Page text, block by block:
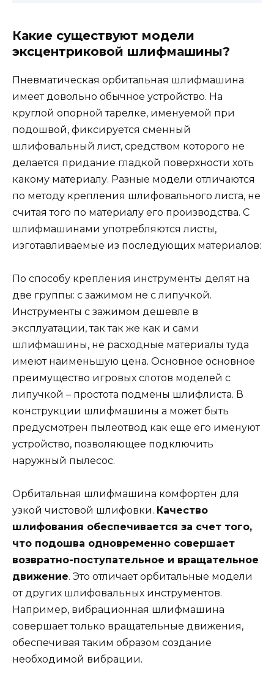
Какие существуют модели
эксцентриковой шлифмашины?
Пневматическая орбитальная шлифмашина
имеет довольно обычное устройство. На
круглой опорной тарелке, именуемой при
подошвой, фиксируется сменный
шлифовальный лист, средством которого не
делается придание гладкой поверхности хоть
какому материалу. Разные модели отличаются
по методу крепления шлифовального листа, не
считая того по материалу его производства. С
шлифмашинами употребляются листы,
изготавливаемые из последующих материалов:
По способу крепления инструменты делят на
две группы: с зажимом не с липучкой.
Инструменты с зажимом дешевле в
эксплуатации, так так же как и сами
шлифмашины, не расходные материалы туда
имеют наименьшую цена. Основное основное
преимущество игровых слотов моделей с
липучкой – простота подмены шлифлиста. В
конструкции шлифмашины а может быть
предусмотрен пылеотвод как еще его именуют
устройство, позволяющее подключить
наружный пылесос.
Орбитальная шлифмашина комфортен для
узкой чистовой шлифовки. Качество
шлифования обеспечивается за счет того,
что подошва одновременно совершает
возвратно-поступательное и вращательное
движение. Это отличает орбитальные модели
от других шлифовальных инструментов.
Например, вибрационная шлифмашина
совершает только вращательные движения,
обеспечивая таким образом создание
необходимой вибрации.